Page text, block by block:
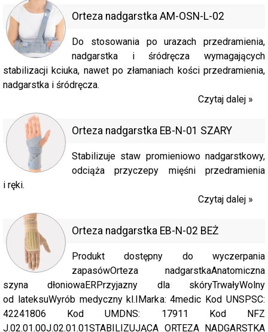
Orteza nadgarstka AM-OSN-L-02
Do stosowania po urazach przedramienia,
nadgarstka i śródręcza wymagających
stabilizacji kciuka, nawet po złamaniach kości przedramienia,
nadgarstka i śródręcza.
Czytaj dalej »
Orteza nadgarstka EB-N-01 SZARY
Stabilizuje staw promieniowo nadgarstkowy,
odciąża przyczepy mięśni przedramienia
i ręki.
Czytaj dalej »
Orteza nadgarstka EB-N-02 BEŻ
Produkt dostępny do wyczerpania
zapasówOrteza nadgarstkaAnatomiczna
szyna dłoniowaERPrzyjazny dla skóryTrwałyWolny
od lateksuWyrób medyczny kl.IMarka: 4medic Kod UNSPSC:
42241806 Kod UMDNS: 17911 Kod NFZ
J.02.01.00J.02.01.01STABILIZUJĄCA ORTEZA NADGARSTKA